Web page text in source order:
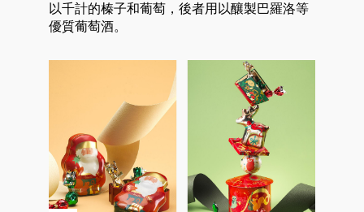
以千計的榛子和葡萄，後者用以釀製巴羅洛等
優質葡萄酒。